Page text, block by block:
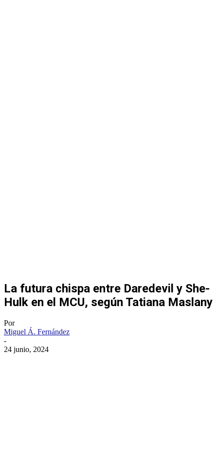
La futura chispa entre Daredevil y She-
Hulk en el MCU, según Tatiana Maslany
Por
Miguel Á. Fernández
-
24 junio, 2024